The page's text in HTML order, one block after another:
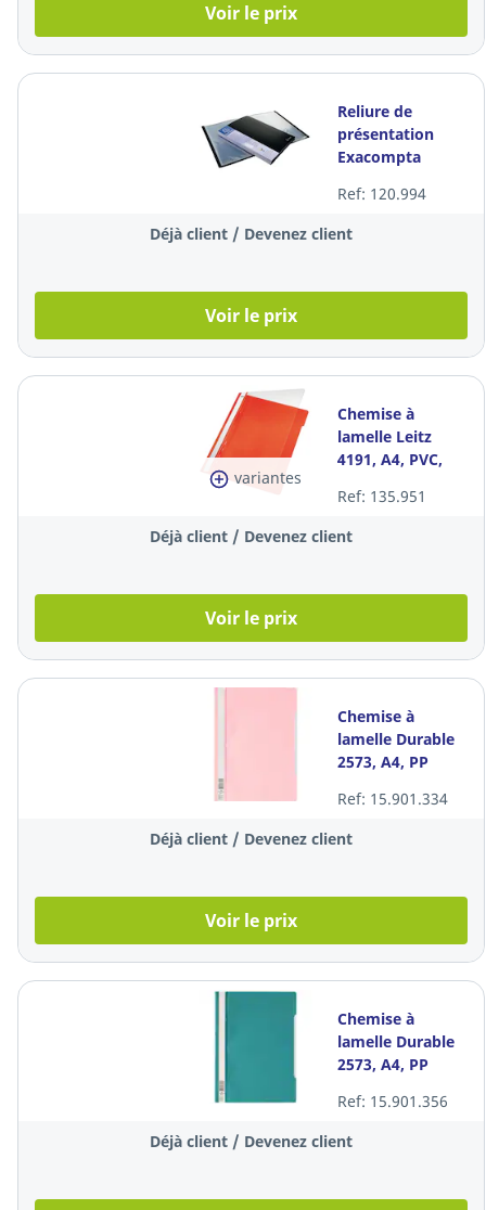
Voir le prix
Reliure de
présentation
Exacompta
pochettes, noire,
la pièce
Ref: 120.994
Déjà client / Devenez client
Voir le prix
variantes
Chemise à
lamelle Leitz
4191, A4, PVC,
Ref: 135.951
Déjà client / Devenez client
Voir le prix
Chemise à
lamelle Durable
2573, A4, PP
rose, les 50
pièces
Ref: 15.901.334
Déjà client / Devenez client
Voir le prix
Chemise à
lamelle Durable
2573, A4, PP
foncé, les 50
Ref: 15.901.356
Déjà client / Devenez client